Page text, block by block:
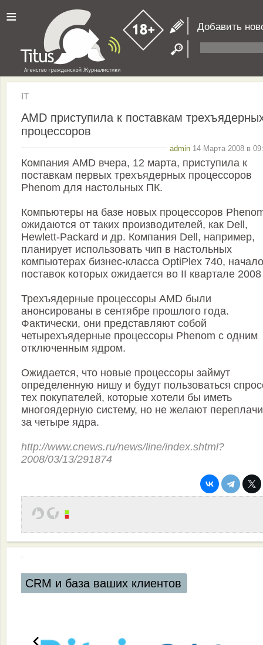
≡ Добавить
IT
AMD приступила к поставкам
процессоров
admin 14 Марта 2008 в
Компания AMD вчера, 12 марта, приступила к
поставкам первых трехъядерных процессоров
Phenom для настольных ПК.
Компьютеры на базе новых процессоров
ожидаются от таких производителей, как Dell,
Hewlett-Packard и др. Компания Dell, например,
планирует использовать чип в настольных
компьютерах бизнес-класса OptiPlex 740, начало
поставок которых ожидается во II квартале 2008
Трехъядерные процессоры AMD были
анонсированы в сентябре прошлого года.
Фактически, они представляют собой
четырехъядерные процессоры Phenom с одним
отключенным ядром.
Ожидается, что новые процессоры займут
определенную нишу и будут пользоваться
тех покупателей, которые хотели бы иметь
многоядерную систему, но не желают
за четыре ядра.
http://www.cnews.ru/news/line/index.shtml?
2008/03/13/291874
ваших клиентов